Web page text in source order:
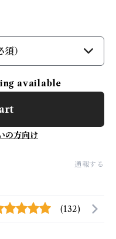
）
available
の方向け
通報する
(132)